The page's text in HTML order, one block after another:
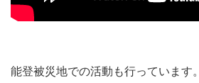
能登被災地での活動も行っています。